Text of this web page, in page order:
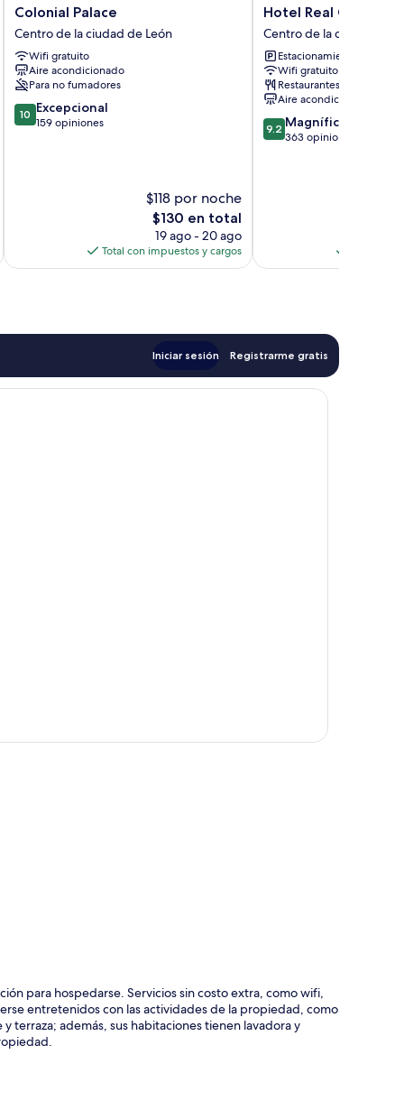
Colonial
Palace
Centro
de
la
ciudad
de
León
Colonial Palace
Centro de la ciudad de León
Wifi gratuito
Aire acondicionado
Para no fumadores
10.0
de
10 Excepcional
159 opiniones
$118 por noche
El
precio
actual
es
$130 en total
19 ago - 20 ago
Total con impuestos y cargos
Hotel
Real
Colegiata
San
Isidoro
Centro
de
la
ciudad
Hotel Real
Centro de la ciudad de
Estacionamiento gratis
Wifi gratuito
Restaurantes
Aire acondicionado
9.2
de
9.2 Magnífico
363 opiniones
Iniciar sesión Registrarme gratis
para hospedarse. Servicios sin costo extra, como wifi,
entretenidos con las actividades de la propiedad, como
terraza; además, sus habitaciones tienen lavadora y